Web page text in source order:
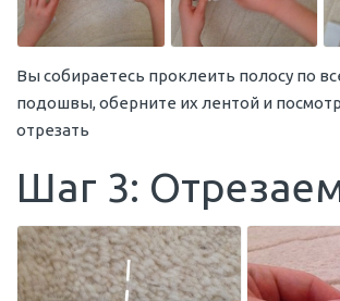
Вы собираетесь проклеить полосу по
подошвы, оберните их лентой и
отрезать
Шаг 3: